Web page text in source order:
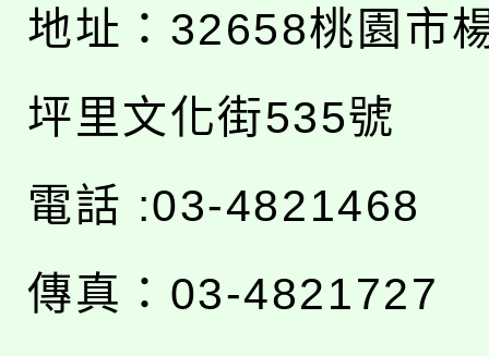
地址： 32658桃園市
坪里文化街535號
電話 :03-4821468
傳真：03-4821727